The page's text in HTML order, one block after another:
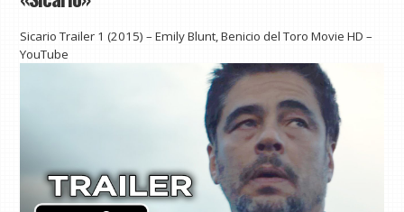
Sicario Trailer 1 (2015) – Emily Blunt, Benicio del Toro Movie HD –
YouTube